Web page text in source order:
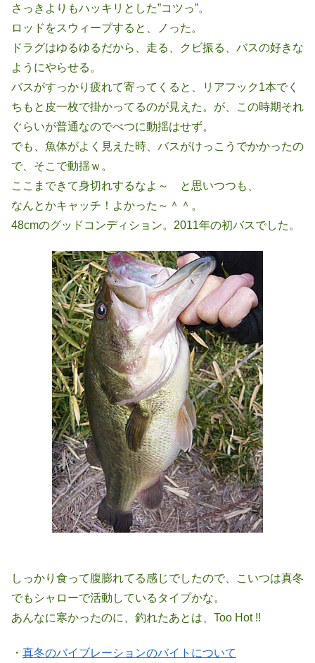
さっきよりもハッキリとした”コツっ”。
ロッドをスウィープすると、ノった。
ドラグはゆるゆるだから、走る、クビ振る、バスの好きな
ようにやらせる。
バスがすっかり疲れて寄ってくると、リアフック1本でく
ちもと皮一枚で掛かってるのが見えた。が、この時期それ
ぐらいが普通なのでべつに動揺はせず。
でも、魚体がよく見えた時、バスがけっこうでかかったの
で、そこで動揺ｗ。
ここまできて身切れするなよ～ と思いつつも、
なんとかキャッチ！よかった～＾＾。
48cmのグッドコンディション。2011年の初バスでした。
しっかり食って腹膨れてる感じでしたので、こいつは真冬
でもシャローで活動しているタイプかな。
あんなに寒かったのに、釣れたあとは、Too Hot !!
・ 真冬のバイブレーションのバイトについて